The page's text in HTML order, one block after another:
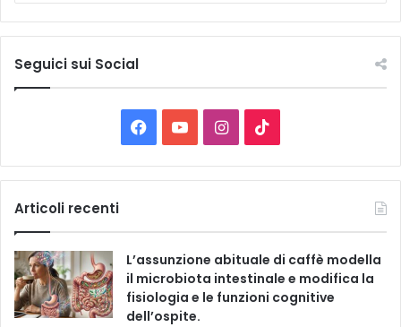
u
t
e
o
r
i
e
Seguici sui Social
a
e
b
o
o
T
u
b
I
n
t
a
g
i
T
o
k
Articoli recenti
L’assunzione abituale di caffè modella
il microbiota intestinale e modifica la
fisiologia e le funzioni cognitive
dell’ospite.